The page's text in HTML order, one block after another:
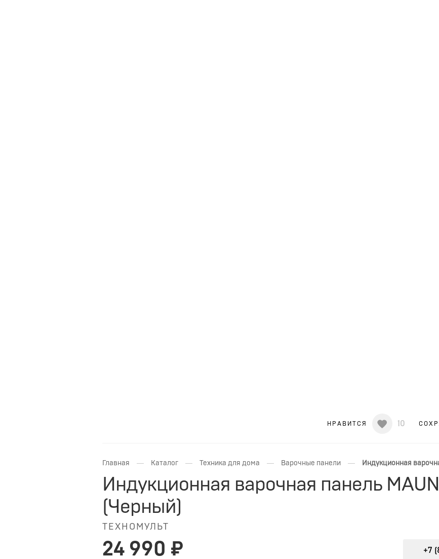
10
НРАВИТСЯ
Главная — Каталог — Техника для дома — Варочные панели — Индукционная
Индукционная варочная панель
(Черный)
ТЕХНОМУЛЬТ
24 990 ₽ +7